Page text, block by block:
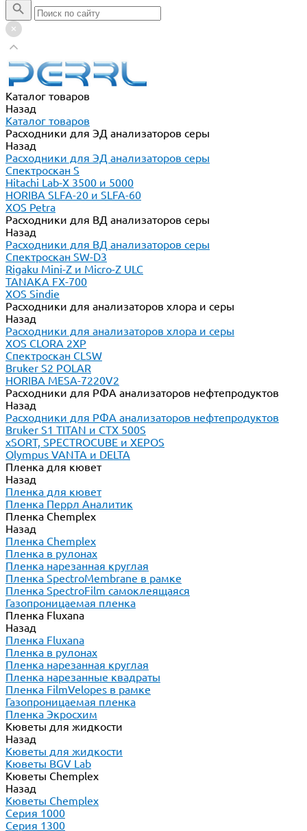
Каталог товаров
Назад
Каталог товаров
Расходники для ЭД анализаторов серы
Назад
Расходники для ЭД анализаторов серы
Спектроскан S
Hitachi Lab-X 3500 и 5000
HORIBA SLFA-20 и SLFA-60
XOS Petra
Расходники для ВД анализаторов серы
Назад
Расходники для ВД анализаторов серы
Спектроскан SW-D3
Rigaku Mini-Z и Micro-Z ULC
TANAKA FX-700
XOS Sindie
Расходники для анализаторов хлора и серы
Назад
Расходники для анализаторов хлора и серы
XOS CLORA 2XP
Спектроскан CLSW
Bruker S2 POLAR
HORIBA MESA-7220V2
Расходники для РФА анализаторов нефтепродуктов
Назад
Расходники для РФА анализаторов нефтепродуктов
Bruker S1 TITAN и CTX 500S
xSORT, SPECTROCUBE и XEPOS
Olympus VANTA и DELTA
Пленка для кювет
Назад
Пленка для кювет
Пленка Перрл Аналитик
Пленка Chemplex
Назад
Пленка Chemplex
Пленка в рулонах
Пленка нарезанная круглая
Пленка SpectroMembrane в рамке
Пленка SpectroFilm самоклеящаяся
Газопроницаемая пленка
Пленка Fluxana
Назад
Пленка Fluxana
Пленка в рулонах
Пленка нарезанная круглая
Пленка нарезанные квадраты
Пленка FilmVelopes в рамке
Газопроницаемая пленка
Пленка Экросхим
Кюветы для жидкости
Назад
Кюветы для жидкости
Кюветы BGV Lab
Кюветы Chemplex
Назад
Кюветы Chemplex
Серия 1000
Серия 1300